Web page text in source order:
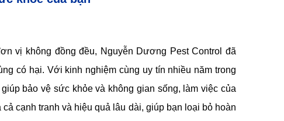
vị không đồng đều, Nguyễn Dương Pest Control đã
có hại. Với kinh nghiệm cùng uy tín nhiều năm trong
bảo vệ sức khỏe và không gian sống, làm việc của
cạnh tranh và hiệu quả lâu dài, giúp bạn loại bỏ hoàn